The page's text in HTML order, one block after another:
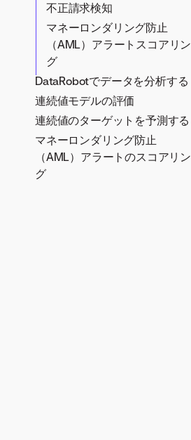
不正請求検知
マネーロンダリング防止
（AML）アラートスコアリン
グ
DataRobotでデータを分析する
連続値モデルの評価
連続値のターゲットを予測する
マネーロンダリング防止
（AML）アラートのスコアリン
グ